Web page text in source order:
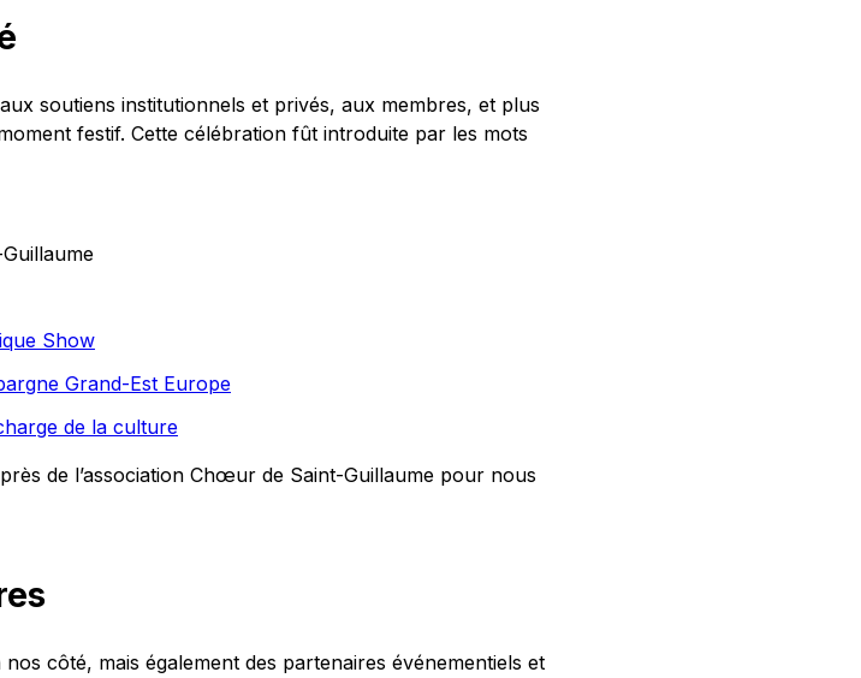
soutiens institutionnels et privés, aux membres, et plus
festif. Cette célébration fût introduite par les mots
Show
Grand-Est Europe
de la culture
de l’association Chœur de Saint-Guillaume pour nous
côté, mais également des partenaires événementiels et